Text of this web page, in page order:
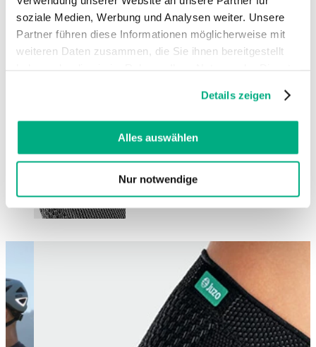
soziale Medien, Werbung und Analysen weiter. Unsere
Partner führen diese Informationen möglicherweise mit
weiteren Daten zusammen, die Sie ihnen bereitgestellt
Cookies, wenn Sie unsere Webseite weiterhin nutzen.
Weitere Informationen finden Sie in
DatenschutzerklärungundImpressum
Details zeigen
Alles auswählen
Nur notwendige